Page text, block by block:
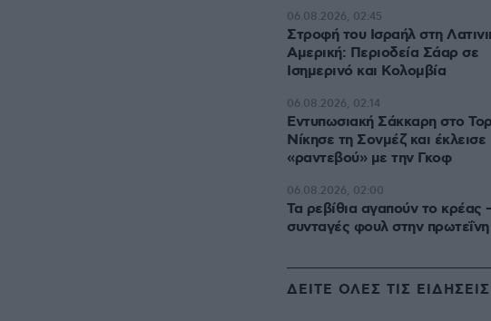
Στροφή του Ισραήλ στη
Αμερική: Περιοδεία Σάαρ σε
Ισημερινό και Κολομβία
06.08.2026, 02:45
Εντυπωσιακή Σάκκαρη στο
Νίκησε τη Σονμέζ και έκλεισε
«ραντεβού» με την Γκοφ
06.08.2026, 02:14
Τα ρεβίθια αγαπούν το κρέας
συνταγές φουλ στην πρωτεΐνη
06.08.2026, 02:00
ΔΕΙΤΕ ΟΛΕΣ ΤΙΣ ΕΙΔΗΣΕΙΣ